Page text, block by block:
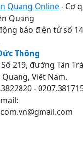
Quang Online- Cơ
Quang
báo điện tử số
Thông
219, đường Tân
Việt Nam.
-